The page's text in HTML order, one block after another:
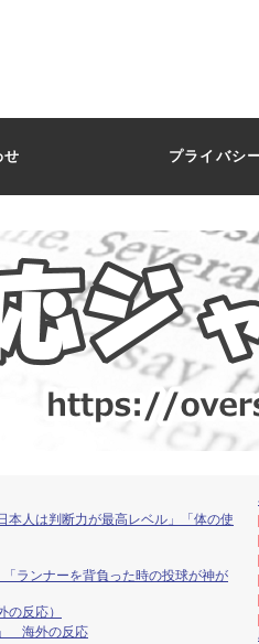
せ プライバシ
人は判断力が最高レベル」「体の使
ランナーを背負った時の投球が神が
反応）
海外の反応